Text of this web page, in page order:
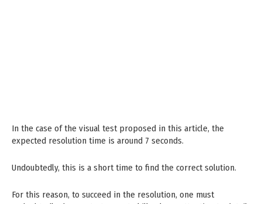
In the case of the visual test proposed in this article, the
expected resolution time is around 7 seconds.
Undoubtedly, this is a short time to find the correct solution.
For this reason, to succeed in the resolution, one must